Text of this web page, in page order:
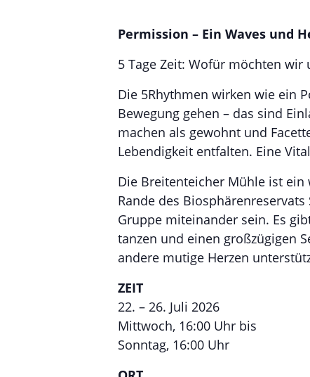
Permission – Ein Waves und
5 Tage Zeit: Wofür möchten wir
Die 5Rhythmen wirken wie ein
Bewegung gehen – das sind
machen als gewohnt und
Lebendigkeit entfalten. Eine
Die Breitenteicher Mühle ist
Rande des
Gruppe miteinander sein. Es
tanzen und einen großzügigen
andere mutige Herzen
ZEIT
22. – 26. Juli 2026
Mittwoch, 16:00 Uhr bis
Sonntag, 16:00 Uhr